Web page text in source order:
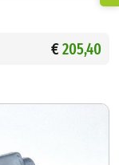
€205,40